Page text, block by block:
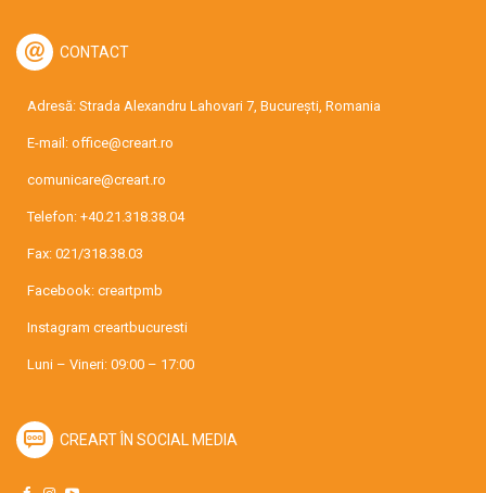
CONTACT
Adresă: Strada Alexandru Lahovari 7, București, Romania
E-mail: office@creart.ro
comunicare@creart.ro
Telefon: +40.21.318.38.04
Fax: 021/318.38.03
Facebook: creartpmb
Instagram creartbucuresti
Luni – Vineri: 09:00 – 17:00
CREART ÎN SOCIAL MEDIA